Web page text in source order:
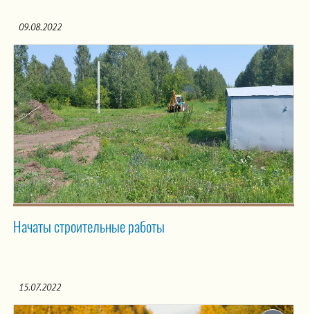
09.08.2022
Начаты строительные работы
15.07.2022